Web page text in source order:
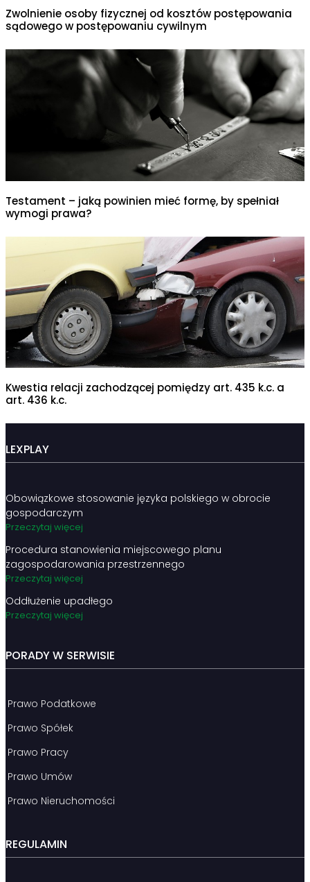
Zwolnienie osoby fizycznej od kosztów postępowania
sądowego w postępowaniu cywilnym
Testament – jaką powinien mieć formę, by spełniał
wymogi prawa?
Kwestia relacji zachodzącej pomiędzy art. 435 k.c. a
art. 436 k.c.
LEXPLAY
Obowiązkowe stosowanie języka polskiego w obrocie
gospodarczym
Przeczytaj więcej
Procedura stanowienia miejscowego planu
zagospodarowania przestrzennego
Przeczytaj więcej
Oddłużenie upadłego
Przeczytaj więcej
PORADY W SERWISIE
Prawo Podatkowe
Prawo Spółek
Prawo Pracy
Prawo Umów
Prawo Nieruchomości
REGULAMIN